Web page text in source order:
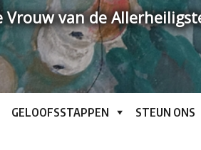
Vrouw van de
GELOOFSSTAPPEN STEUN ONS